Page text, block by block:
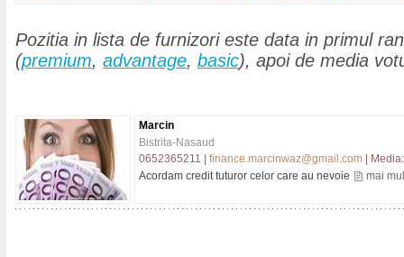
Pozitia in lista de furnizori este data in primul
(premium, advantage, basic), apoi de media
Marcin
Bistrita-Nasaud
0652365211 | finance.marcinwaz@gmail.com |
Acordam credit tuturor celor care au nevoie
mai